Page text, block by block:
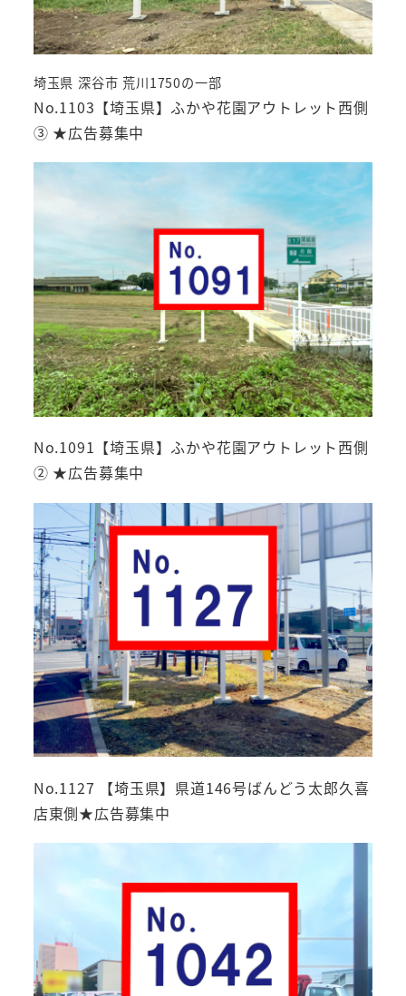
No.1103【埼玉県】ふかや花園アウトレット西側
③ ★広告募集中
埼玉県 深谷市 荒川1750の一部
No.1091【埼玉県】ふかや花園アウトレット西側
② ★広告募集中
No.1127 【埼玉県】県道146号ばんどう太郎久喜
店東側★広告募集中